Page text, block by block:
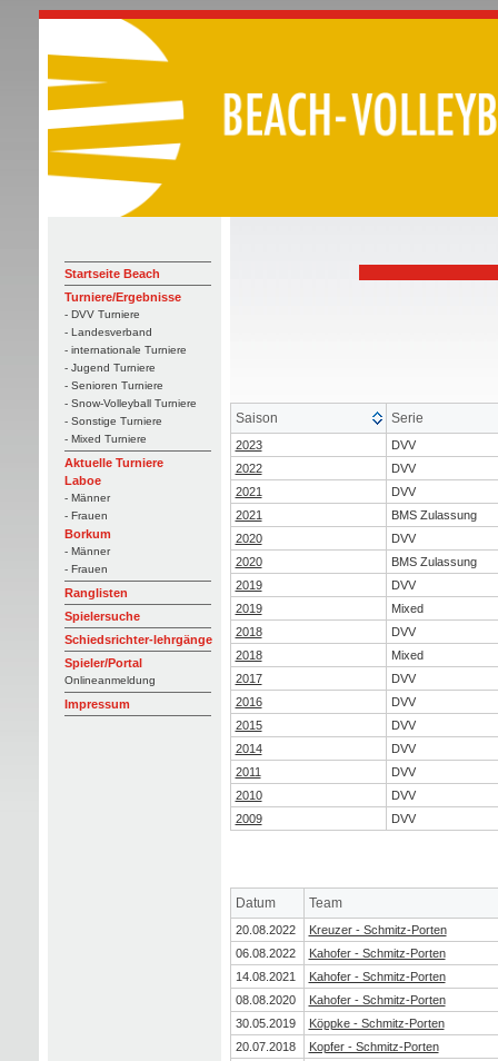
Startseite Beach
Turniere/Ergebnisse
- DVV Turniere
- Landesverband
- internationale Turniere
- Jugend Turniere
- Senioren Turniere
- Snow-Volleyball Turniere
- Sonstige Turniere
- Mixed Turniere
Aktuelle Turniere
Laboe
- Männer
- Frauen
Borkum
- Männer
- Frauen
Ranglisten
Spielersuche
Schiedsrichter-lehrgänge
Spieler/Portal
Onlineanmeldung
Impressum
Saison Serie
2023
DVV
2022
DVV
2021
DVV
2021
BMS Zulassung
2020
DVV
2020
BMS Zulassung
2019
DVV
2019
Mixed
2018
DVV
2018
Mixed
2017
DVV
2016
DVV
2015
DVV
2014
DVV
2011
DVV
2010
DVV
2009
DVV
Datum Team
20.08.2022
Kreuzer - Schmitz-Porten
06.08.2022
Kahofer - Schmitz-Porten
14.08.2021
Kahofer - Schmitz-Porten
08.08.2020
Kahofer - Schmitz-Porten
30.05.2019
Köppke - Schmitz-Porten
20.07.2018
Kopfer - Schmitz-Porten